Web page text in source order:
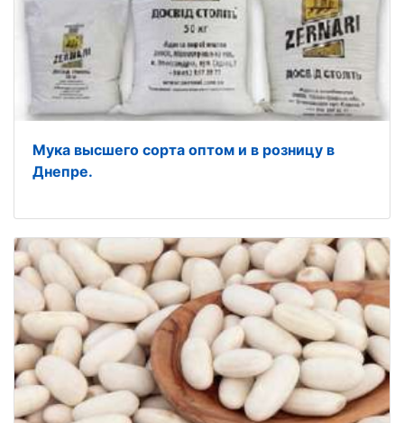
Мука высшего сорта оптом и в розницу в
Днепре.